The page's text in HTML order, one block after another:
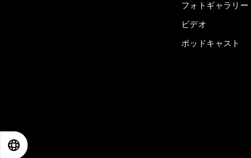
フォトギャラリー
ビデオ
ポッドキャスト